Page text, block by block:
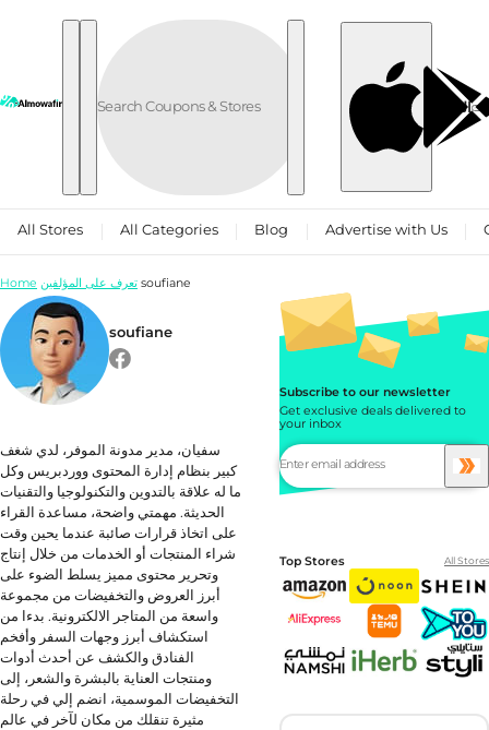
Skip to content
العربية
All Stores All Categories Blog Advertise with Us
Home تعرف على المؤلفين soufiane
soufiane
سفيان، مدير مدونة الموفر، لدي شغف
كبير بنظام إدارة المحتوى ووردبريس وكل
ما له علاقة بالتدوين والتكنولوجيا والتقنيات
الحديثة. مهمتي واضحة، مساعدة القراء
على اتخاذ قرارات صائبة عندما يحين وقت
شراء المنتجات أو الخدمات من خلال إنتاج
وتحرير محتوى مميز يسلط الضوء على
أبرز العروض والتخفيضات من مجموعة
واسعة من المتاجر الالكترونية. بدءا من
استكشاف أبرز وجهات السفر وأفخم
الفنادق والكشف عن أحدث أدوات
ومنتجات العناية بالبشرة والشعر، إلى
التخفيضات الموسمية، انضم إلي في رحلة
مثيرة تنقلك من مكان لآخر في عالم
Subscribe to our newsletter
Get exclusive deals delivered to
your inbox
Top Stores All Stores